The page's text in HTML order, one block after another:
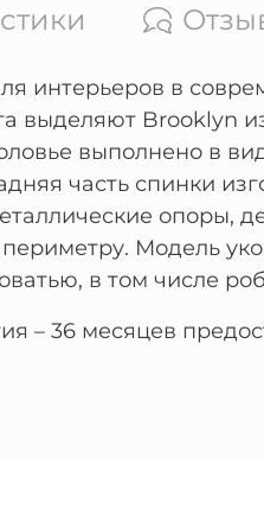
интерьеров в
выделяют Brooklyn
выполнено в
часть спинки
опоры,
периметру. Модель
в том числе
– 36 месяцев